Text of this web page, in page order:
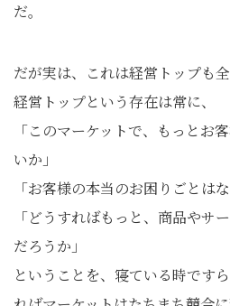
だ。
だが実は、これは経営トップも全
経営トップという存在は常に、
「このマーケットで、もっとお
いか」
「お客様の本当のお困りごとは
「どうすればもっと、商品やサ
だろうか」
ということを、寝ている時です